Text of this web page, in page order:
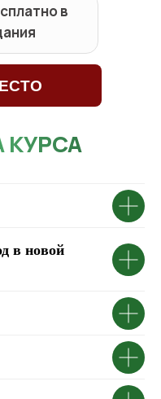
в
КУРСА
в новой